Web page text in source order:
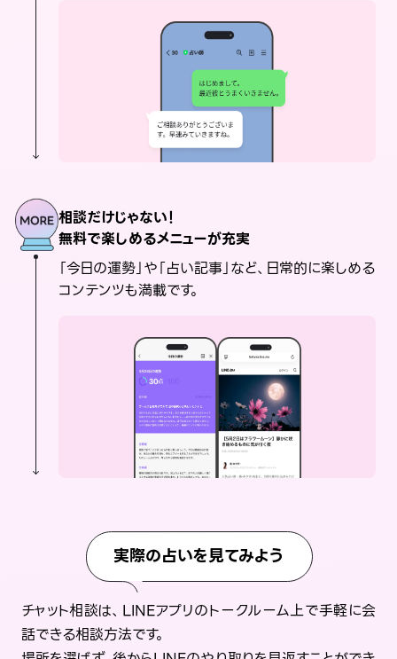
相談だけじゃない！
無料で楽しめるメニューが充実
「今日の運勢」や「占い記事」など、日常的に楽しめる
コンテンツも満載です。
実際の占いを見てみよう
チャット相談は、LINEアプリのトークルーム上で手軽に会
話できる相談方法です。